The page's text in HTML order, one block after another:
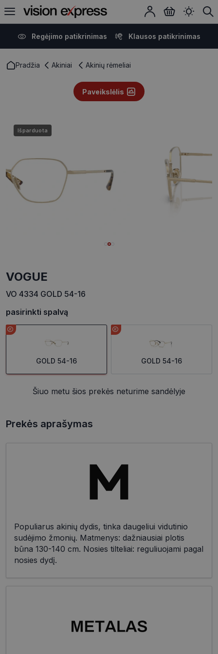
Regėjimo patikrinimas Klausos patikrinimas
Pradžia Akiniai Akinių rėmeliai
Paveikslėlis
Išparduota
VOGUE
VO 4334 GOLD 54-16
pasirinkti spalvą
GOLD 54-16 GOLD 54-16
Šiuo metu šios prekės neturime sandėlyje
Prekės aprašymas
Populiarus akinių dydis, tinka daugeliui vidutinio
sudėjimo žmonių. Matmenys: dažniausiai plotis
būna 130-140 cm. Nosies tilteliai: reguliuojami pagal
nosies dydį.